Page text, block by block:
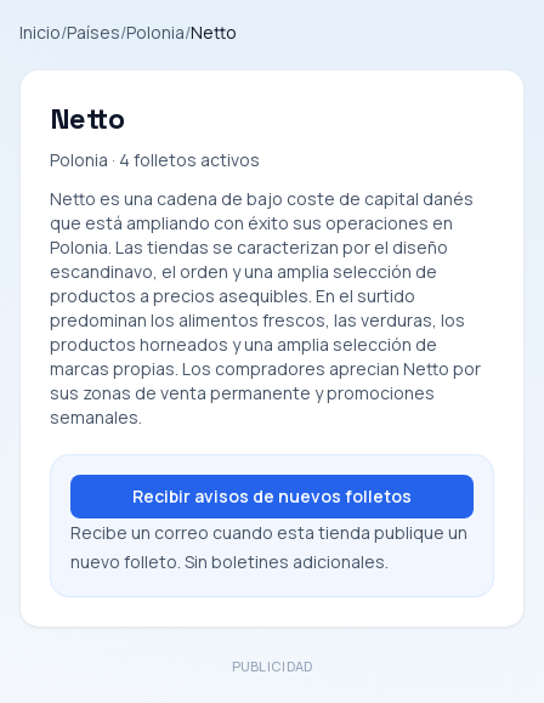
Inicio/Países/Polonia/Netto
Netto
Polonia · 4 folletos activos
Netto es una cadena de bajo coste de capital danés
que está ampliando con éxito sus operaciones en
Polonia. Las tiendas se caracterizan por el diseño
escandinavo, el orden y una amplia selección de
productos a precios asequibles. En el surtido
predominan los alimentos frescos, las verduras, los
productos horneados y una amplia selección de
marcas propias. Los compradores aprecian Netto por
sus zonas de venta permanente y promociones
semanales.
Recibir avisos de nuevos folletos
Recibe un correo cuando esta tienda publique un
nuevo folleto. Sin boletines adicionales.
PUBLICIDAD